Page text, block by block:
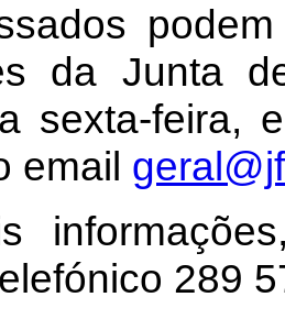
da Junta
sexta-feira,
email
289